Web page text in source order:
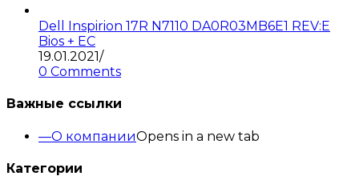
Dell Inspirion 17R N7110 DA0R03MB6E1 REV:E
Bios + EC
19.01.2021/
0 Comments
Важные ссылки
О компанииOpens in a new tab
Категории